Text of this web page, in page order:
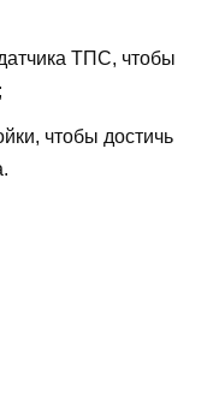
ТПС, чтобы
чтобы достичь